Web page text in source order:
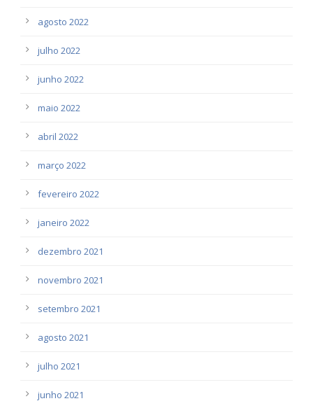
agosto 2022
julho 2022
junho 2022
maio 2022
abril 2022
março 2022
fevereiro 2022
janeiro 2022
dezembro 2021
novembro 2021
setembro 2021
agosto 2021
julho 2021
junho 2021